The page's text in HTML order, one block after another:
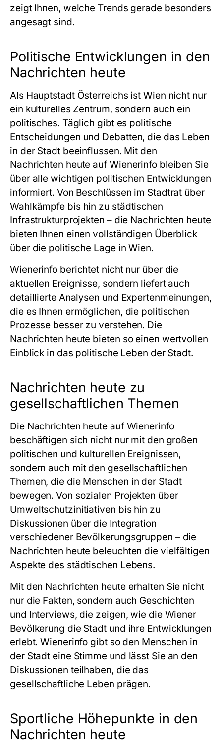
zeigt Ihnen, welche Trends gerade besonders
angesagt sind.
Politische Entwicklungen in den
Nachrichten heute
Als Hauptstadt Österreichs ist Wien nicht nur
ein kulturelles Zentrum, sondern auch ein
politisches. Täglich gibt es politische
Entscheidungen und Debatten, die das Leben
in der Stadt beeinflussen. Mit den
Nachrichten heute auf Wienerinfo bleiben Sie
über alle wichtigen politischen Entwicklungen
informiert. Von Beschlüssen im Stadtrat über
Wahlkämpfe bis hin zu städtischen
Infrastrukturprojekten – die Nachrichten heute
bieten Ihnen einen vollständigen Überblick
über die politische Lage in Wien.
Wienerinfo berichtet nicht nur über die
aktuellen Ereignisse, sondern liefert auch
detaillierte Analysen und Expertenmeinungen,
die es Ihnen ermöglichen, die politischen
Prozesse besser zu verstehen. Die
Nachrichten heute bieten so einen wertvollen
Einblick in das politische Leben der Stadt.
Nachrichten heute zu
gesellschaftlichen Themen
Die Nachrichten heute auf Wienerinfo
beschäftigen sich nicht nur mit den großen
politischen und kulturellen Ereignissen,
sondern auch mit den gesellschaftlichen
Themen, die die Menschen in der Stadt
bewegen. Von sozialen Projekten über
Umweltschutzinitiativen bis hin zu
Diskussionen über die Integration
verschiedener Bevölkerungsgruppen – die
Nachrichten heute beleuchten die vielfältigen
Aspekte des städtischen Lebens.
Mit den Nachrichten heute erhalten Sie nicht
nur die Fakten, sondern auch Geschichten
und Interviews, die zeigen, wie die Wiener
Bevölkerung die Stadt und ihre Entwicklungen
erlebt. Wienerinfo gibt so den Menschen in
der Stadt eine Stimme und lässt Sie an den
Diskussionen teilhaben, die das
gesellschaftliche Leben prägen.
Sportliche Höhepunkte in den
Nachrichten heute